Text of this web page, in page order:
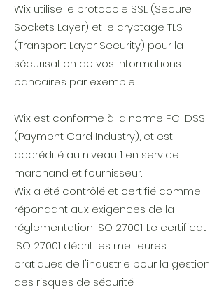
Wix utilise le protocole SSL (Secure
Sockets Layer) et le cryptage TLS
(Transport Layer Security) pour la
sécurisation de vos informations
bancaires par exemple.
Wix est conforme à la norme PCI DSS
(Payment Card Industry), et est
accrédité au niveau 1 en service
marchand et fournisseur.
Wix a été contrôlé et certifié comme
répondant aux exigences de la
réglementation ISO 27001. Le certificat
ISO 27001 décrit les meilleures
pratiques de l'industrie pour la gestion
des risques de sécurité.